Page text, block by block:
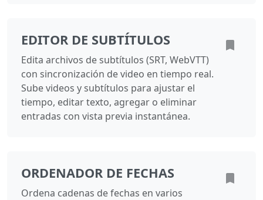
EDITOR DE SUBTÍTULOS
Edita archivos de subtítulos (SRT, WebVTT)
con sincronización de video en tiempo real.
Sube videos y subtítulos para ajustar el
tiempo, editar texto, agregar o eliminar
entradas con vista previa instantánea.
ORDENADOR DE FECHAS
Ordena cadenas de fechas en varios